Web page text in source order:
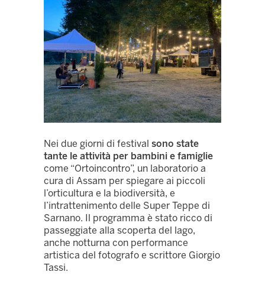
Nei due giorni di festival sono state
tante le attività per bambini e famiglie
come “Ortoincontro”, un laboratorio a
cura di Assam per spiegare ai piccoli
l’orticultura e la biodiversità, e
l’intrattenimento delle Super Teppe di
Sarnano. Il programma è stato ricco di
passeggiate alla scoperta del lago,
anche notturna con performance
artistica del fotografo e scrittore Giorgio
Tassi.